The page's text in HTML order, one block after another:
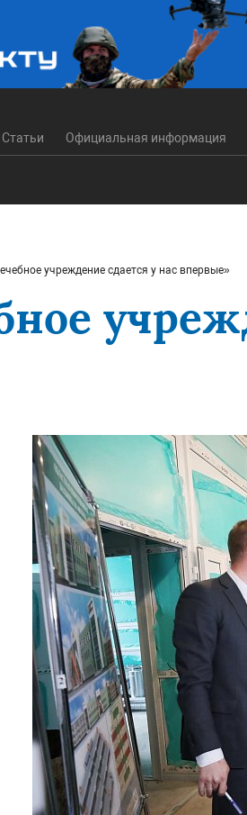
Статьи Официальная информация
учреждение сдается у нас впервые»